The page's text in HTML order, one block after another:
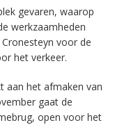
gevaren, waarop
werkzaamheden
voor de
het verkeer.
aan het afmaken van
gaat de
open voor het